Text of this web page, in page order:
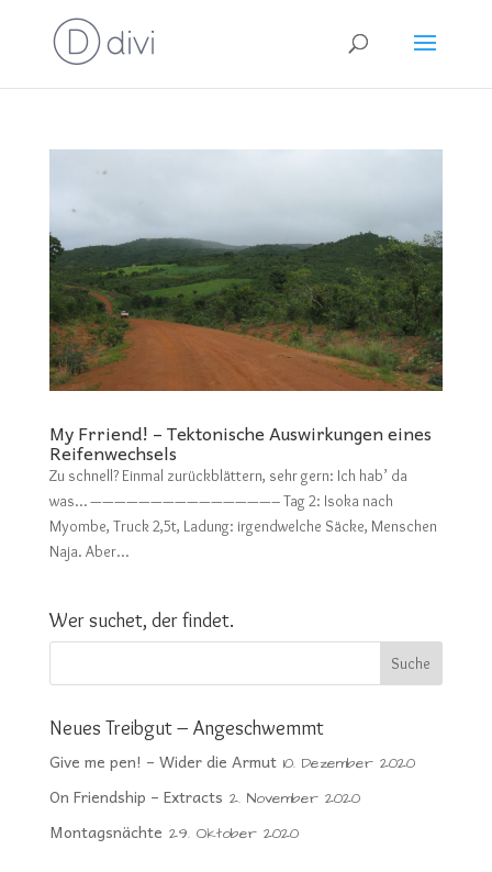
My Frriend! – Tektonische Auswirkungen eines
Reifenwechsels
Zu schnell? Einmal zurückblättern, sehr gern: Ich hab’ da
was… ———————————————– Tag 2: Isoka nach
Myombe, Truck 2,5t, Ladung: irgendwelche Säcke, Menschen
Naja. Aber...
Wer suchet, der findet.
Neues Treibgut – Angeschwemmt
Give me pen! – Wider die Armut 10. Dezember 2020
On Friendship – Extracts 2. November 2020
Montagsnächte 29. Oktober 2020